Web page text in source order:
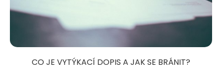
CO JE VYTÝKACÍ DOPIS A JAK SE BRÁNIT?